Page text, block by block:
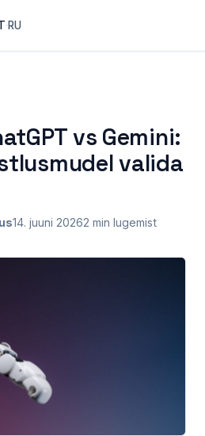
·RU
vs Gemini:
valida
14. juuni 20262 min lugemist